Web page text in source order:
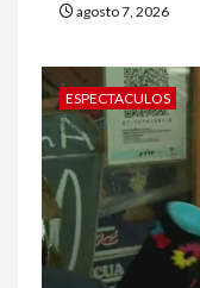
agosto 7, 2026
ESPECTACULOS